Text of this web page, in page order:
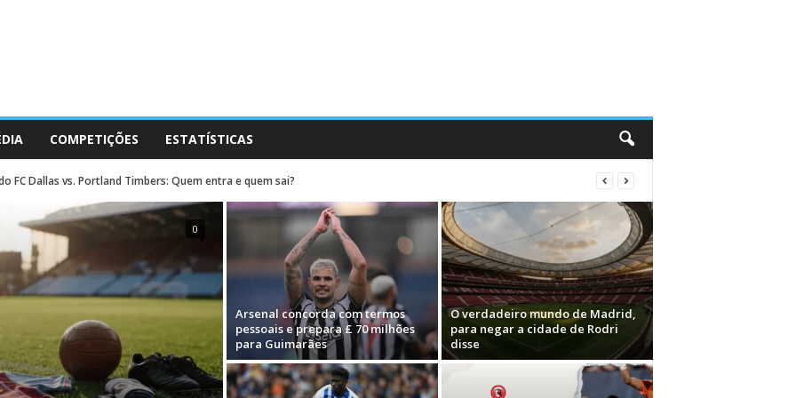
COMPETIÇÕES ESTATÍSTICAS
FC Dallas vs. Portland Timbers: Quem entra e quem sai?
0
Arsenal concorda com termos
pessoais e prepara £ 70 milhões
para Guimarães
O verdadeiro mundo de Madrid,
para negar a cidade de Rodri
disse